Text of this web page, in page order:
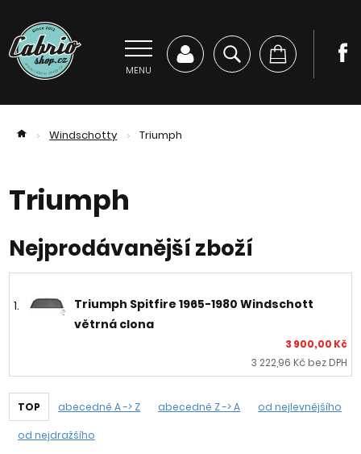
MENU
> Windschotty > Triumph
Triumph
Nejprodávanější zboží
1.
Triumph Spitfire 1965-1980 Windschott
větrná clona
3 900,00 Kč
3 222,96 Kč bez DPH
TOP abecedně A -> Z abecedně Z -> A od nejlevnějšího
od nejdražšího